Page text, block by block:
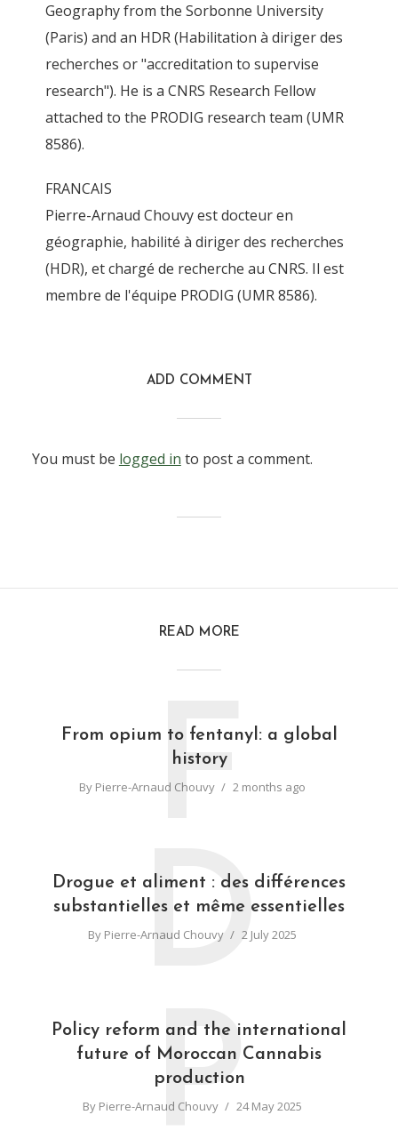
geopium_logo
By Pierre-Arnaud Chouvy 6 June 2019
Geography from the Sorbonne University
(Paris) and an HDR (Habilitation à diriger des
recherches or "accreditation to supervise
research"). He is a CNRS Research Fellow
attached to the PRODIG research team (UMR
8586).
FRANCAIS
Pierre-Arnaud Chouvy est docteur en
géographie, habilité à diriger des recherches
(HDR), et chargé de recherche au CNRS. Il est
membre de l'équipe PRODIG (UMR 8586).
ADD COMMENT
You must be logged in to post a comment.
READ MORE
From opium to fentanyl: a global
history
By Pierre-Arnaud Chouvy 2 months ago
F
Drogue et aliment : des différences
substantielles et même essentielles
By Pierre-Arnaud Chouvy 2 July 2025
D
Policy reform and the international
future of Moroccan Cannabis
production
By Pierre-Arnaud Chouvy 24 May 2025
P